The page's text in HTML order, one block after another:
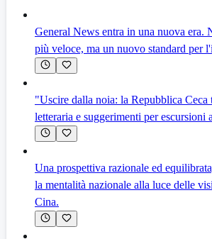
General News entra in una nuova era.
più veloce, ma un nuovo standard per
"Uscire dalla noia: la Repubblica Ceca
letteraria e suggerimenti per escursioni
Una prospettiva razionale ed
la mentalità nazionale alla luce delle
Cina.